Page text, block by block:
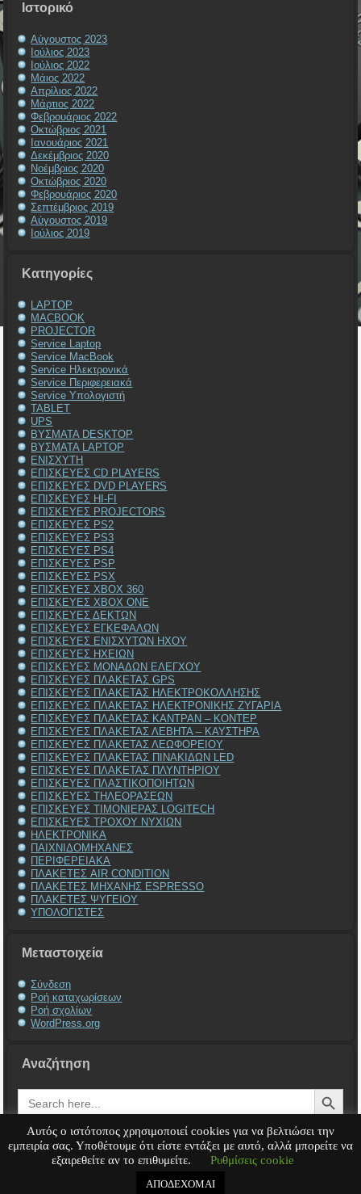
Ιστορικό
Αύγουστος 2023
Ιούλιος 2023
Ιούλιος 2022
Μάιος 2022
Απρίλιος 2022
Μάρτιος 2022
Φεβρουάριος 2022
Οκτώβριος 2021
Ιανουάριος 2021
Δεκέμβριος 2020
Νοέμβριος 2020
Οκτώβριος 2020
Φεβρουάριος 2020
Σεπτέμβριος 2019
Αύγουστος 2019
Ιούλιος 2019
Kατηγορίες
LAPTOP
MACBOOK
PROJECTOR
Service Laptop
Service MacBook
Service Ηλεκτρονικά
Service Περιφερειακά
Service Υπολογιστή
TABLET
UPS
ΒΥΣΜΑΤΑ DESKTOP
ΒΥΣΜΑΤΑ LAPTOP
ΕΝΙΣΧΥΤΗ
ΕΠΙΣΚΕΥΕΣ CD PLAYERS
ΕΠΙΣΚΕΥΕΣ DVD PLAYERS
ΕΠΙΣΚΕΥΕΣ HI-FI
ΕΠΙΣΚΕΥΕΣ PROJECTORS
ΕΠΙΣΚΕΥΕΣ PS2
ΕΠΙΣΚΕΥΕΣ PS3
ΕΠΙΣΚΕΥΕΣ PS4
ΕΠΙΣΚΕΥΕΣ PSP
ΕΠΙΣΚΕΥΕΣ PSX
ΕΠΙΣΚΕΥΕΣ XBOX 360
ΕΠΙΣΚΕΥΕΣ XBOX ONE
ΕΠΙΣΚΕΥΕΣ ΔΕΚΤΩΝ
ΕΠΙΣΚΕΥΕΣ ΕΓΚΕΦΑΛΩΝ
ΕΠΙΣΚΕΥΕΣ ΕΝΙΣΧΥΤΩΝ ΗΧΟΥ
ΕΠΙΣΚΕΥΕΣ ΗΧΕΙΩΝ
ΕΠΙΣΚΕΥΕΣ ΜΟΝΑΔΩΝ ΕΛΕΓΧΟΥ
ΕΠΙΣΚΕΥΕΣ ΠΛΑΚΕΤΑΣ GPS
ΕΠΙΣΚΕΥΕΣ ΠΛΑΚΕΤΑΣ ΗΛΕΚΤΡΟΚΟΛΛΗΣΗΣ
ΕΠΙΣΚΕΥΕΣ ΠΛΑΚΕΤΑΣ ΗΛΕΚΤΡΟΝΙΚΗΣ ΖΥΓΑΡΙΑ
ΕΠΙΣΚΕΥΕΣ ΠΛΑΚΕΤΑΣ ΚΑΝΤΡΑΝ – ΚΟΝΤΕΡ
ΕΠΙΣΚΕΥΕΣ ΠΛΑΚΕΤΑΣ ΛΕΒΗΤΑ – ΚΑΥΣΤΗΡΑ
ΕΠΙΣΚΕΥΕΣ ΠΛΑΚΕΤΑΣ ΛΕΩΦΟΡΕΙΟΥ
ΕΠΙΣΚΕΥΕΣ ΠΛΑΚΕΤΑΣ ΠΙΝΑΚΙΔΩΝ LED
ΕΠΙΣΚΕΥΕΣ ΠΛΑΚΕΤΑΣ ΠΛΥΝΤΗΡΙΟΥ
ΕΠΙΣΚΕΥΕΣ ΠΛΑΣΤΙΚΟΠΟΙΗΤΩΝ
ΕΠΙΣΚΕΥΕΣ ΤΗΛΕΟΡΑΣΕΩΝ
ΕΠΙΣΚΕΥΕΣ ΤΙΜΟΝΙΕΡΑΣ LOGITECH
ΕΠΙΣΚΕΥΕΣ ΤΡΟΧΟΥ ΝΥΧΙΩΝ
ΗΛΕΚΤΡΟΝΙΚΑ
ΠΑΙΧΝΙΔΟΜΗΧΑΝΕΣ
ΠΕΡΙΦΕΡΕΙΑΚΑ
ΠΛΑΚΕΤΕΣ AIR CONDITION
ΠΛΑΚΕΤΕΣ ΜΗΧΑΝΗΣ ESPRESSO
ΠΛΑΚΕΤΕΣ ΨΥΓΕΙΟΥ
ΥΠΟΛΟΓΙΣΤΕΣ
Μεταστοιχεία
Σύνδεση
Ροή καταχωρίσεων
Ροή σχολίων
WordPress.org
Αναζήτηση
Search
for:
Search Button
Service Υπολογιστή Service Laptop Service Macbook Service Περιφερειακά
Αυτός ο ιστότοπος χρησιμοποιεί cookies για να βελτιώσει την
εμπειρία σας. Υποθέτουμε ότι είστε εντάξει με αυτό, αλλά μπορείτε να
εξαιρεθείτε αν το επιθυμείτε.
Ρυθμίσεις cookie
ΑΠΟΔΕΧΟΜΑΙ